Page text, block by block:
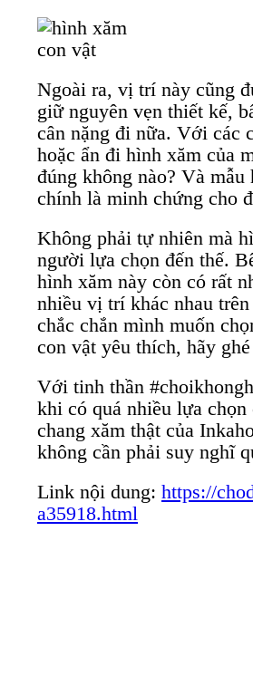
Ngoài ra, vị trí này cũng
giữ nguyên vẹn thiết kế,
cân nặng đi nữa. Với các
hoặc ẩn đi hình xăm của
đúng không nào? Và
chính là minh chứng cho
Không phải tự nhiên mà
người lựa chọn đến thế.
hình xăm này còn có rất
nhiều vị trí khác nhau
chắc chắn mình muốn
con vật yêu thích, hãy
Với tinh thần
khi có quá nhiều lựa
chang xăm thật của
không cần phải suy nghĩ
Link nội dung: https://
a35918.html